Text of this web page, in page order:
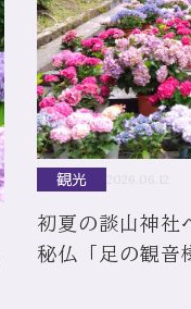
観光
初夏の談山神社
秘仏「足の観音